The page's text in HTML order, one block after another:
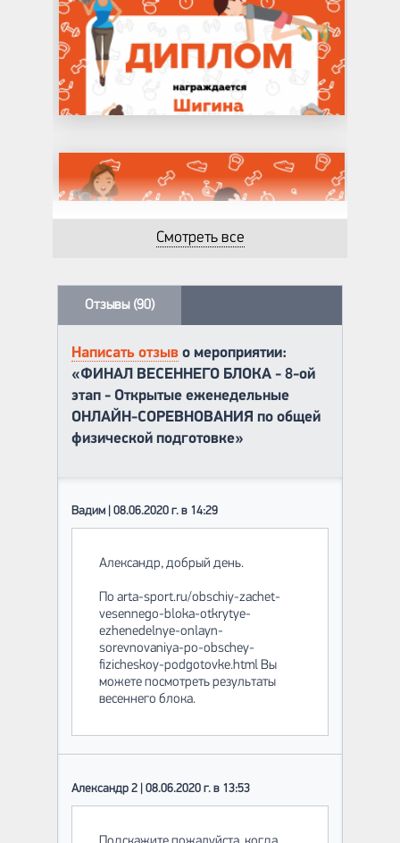
Смотреть все
Отзывы (90)
Написать отзыв о мероприятии:
«ФИНАЛ ВЕСЕННЕГО БЛОКА - 8-ой
этап - Открытые еженедельные
ОНЛАЙН-СОРЕВНОВАНИЯ по общей
физической подготовке»
Вадим | 08.06.2020 г. в 14:29
Александр, добрый день.
По arta-sport.ru/obschiy-zachet-
vesennego-bloka-otkrytye-
ezhenedelnye-onlayn-
sorevnovaniya-po-obschey-
fizicheskoy-podgotovke.html Вы
можете посмотреть результаты
весеннего блока.
Александр 2 | 08.06.2020 г. в 13:53